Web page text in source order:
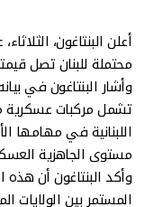
أعلن البنتاغون،
محتملة للبنان تصل قيمتها إلى 34.5
وأشار البنتاغون في
تشمل مركبات عسكرية
اللبنانية في مهامها
مستوى الجاهزية
وأكد البنتاغون أن
المستمر بين الولايات